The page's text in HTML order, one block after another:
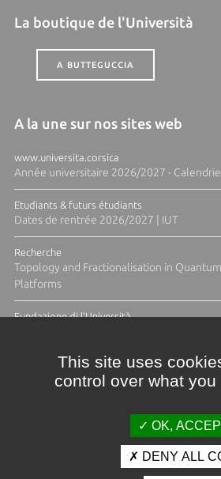
La boutique de l'Università
A BUTTEGUCCIA
A la une sur nos sites web
www.universita.corsica
Année universitaire 2026/2027 -
Etudiants & futurs étudiants
Dates de rentrée 2026/2027 | IUT
Recherche
Topology and Fractionalisation in
Platforms
Fundazione di l'Università
This site uses
control over what
OK,
DENY ALL